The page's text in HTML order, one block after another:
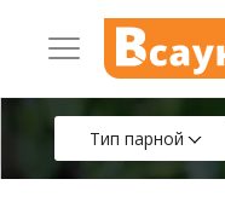
Тип парной